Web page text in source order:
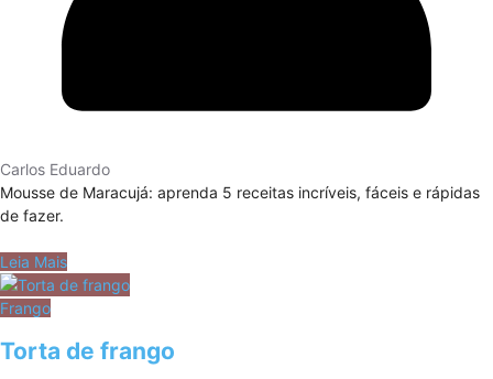
Carlos Eduardo
Mousse de Maracujá: aprenda 5 receitas incríveis, fáceis e rápidas
de fazer.
Leia Mais
Frango
Torta de frango